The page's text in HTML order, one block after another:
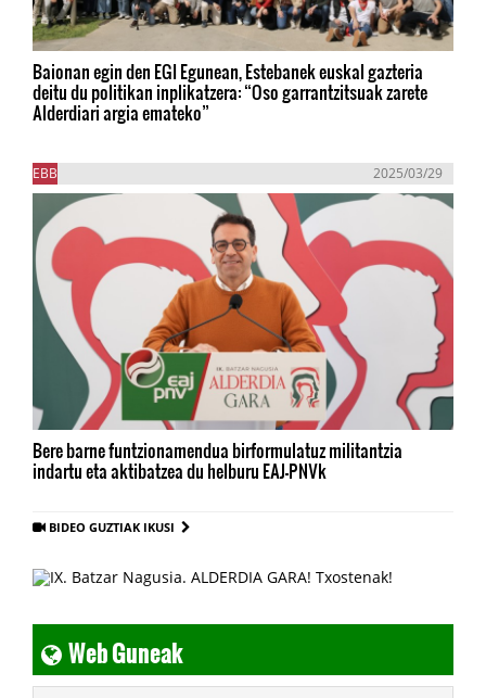
Baionan egin den EGI Egunean, Estebanek euskal gazteria
deitu du politikan inplikatzera: “Oso garrantzitsuak zarete
Alderdiari argia emateko”
EBB 2025/03/29
Bere barne funtzionamendua birformulatuz militantzia
indartu eta aktibatzea du helburu EAJ-PNVk
BIDEO GUZTIAK IKUSI
Web Guneak